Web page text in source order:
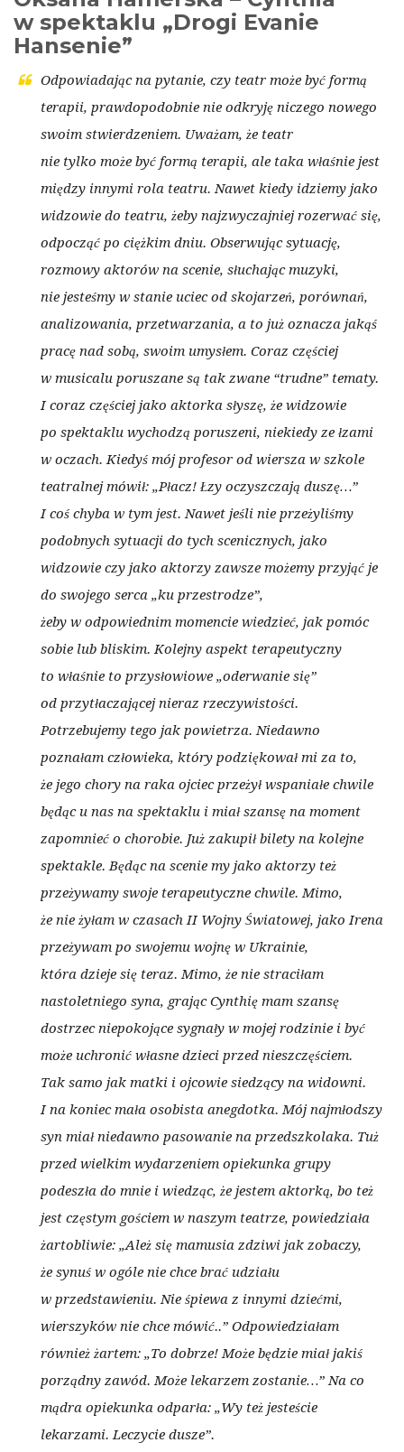
w spektaklu „Drogi Evanie
Hansenie”
Odpowiadając na pytanie, czy teatr może być formą
terapii, prawdopodobnie nie odkryję niczego nowego
swoim stwierdzeniem. Uważam, że teatr
nie tylko może być formą terapii, ale taka właśnie jest
między innymi rola teatru. Nawet kiedy idziemy jako
widzowie do teatru, żeby najzwyczajniej rozerwać się,
odpocząć po ciężkim dniu. Obserwując sytuację,
rozmowy aktorów na scenie, słuchając muzyki,
nie jesteśmy w stanie uciec od skojarzeń, porównań,
analizowania, przetwarzania, a to już oznacza jakąś
pracę nad sobą, swoim umysłem. Coraz częściej
w musicalu poruszane są tak zwane “trudne” tematy.
I coraz częściej jako aktorka słyszę, że widzowie
po spektaklu wychodzą poruszeni, niekiedy ze łzami
w oczach. Kiedyś mój profesor od wiersza w szkole
teatralnej mówił: „Płacz! Łzy oczyszczają duszę…”
I coś chyba w tym jest. Nawet jeśli nie przeżyliśmy
podobnych sytuacji do tych scenicznych, jako
widzowie czy jako aktorzy zawsze możemy przyjąć je
do swojego serca „ku przestrodze”,
żeby w odpowiednim momencie wiedzieć, jak pomóc
sobie lub bliskim. Kolejny aspekt terapeutyczny
to właśnie to przysłowiowe „oderwanie się”
od przytłaczającej nieraz rzeczywistości.
Potrzebujemy tego jak powietrza. Niedawno
poznałam człowieka, który podziękował mi za to,
że jego chory na raka ojciec przeżył wspaniałe chwile
będąc u nas na spektaklu i miał szansę na moment
zapomnieć o chorobie. Już zakupił bilety na kolejne
spektakle. Będąc na scenie my jako aktorzy też
przeżywamy swoje terapeutyczne chwile. Mimo,
że nie żyłam w czasach II Wojny Światowej, jako Irena
przeżywam po swojemu wojnę w Ukrainie,
która dzieje się teraz. Mimo, że nie straciłam
nastoletniego syna, grając Cynthię mam szansę
dostrzec niepokojące sygnały w mojej rodzinie i być
może uchronić własne dzieci przed nieszczęściem.
Tak samo jak matki i ojcowie siedzący na widowni.
I na koniec mała osobista anegdotka. Mój najmłodszy
syn miał niedawno pasowanie na przedszkolaka. Tuż
przed wielkim wydarzeniem opiekunka grupy
podeszła do mnie i wiedząc, że jestem aktorką, bo też
jest częstym gościem w naszym teatrze, powiedziała
żartobliwie: „Ależ się mamusia zdziwi jak zobaczy,
że synuś w ogóle nie chce brać udziału
w przedstawieniu. Nie śpiewa z innymi dziećmi,
wierszyków nie chce mówić..” Odpowiedziałam
również żartem: „To dobrze! Może będzie miał jakiś
porządny zawód. Może lekarzem zostanie…” Na co
mądra opiekunka odparła: „Wy też jesteście
lekarzami. Leczycie dusze”.